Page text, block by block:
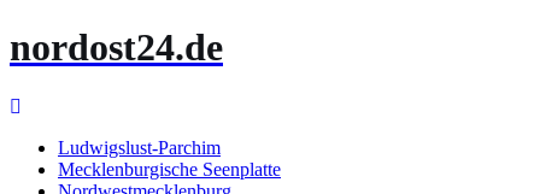
Inhalt
nordost24.de
Ludwigslust-Parchim
Mecklenburgische Seenplatte